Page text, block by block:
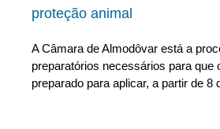
proteção animal
A Câmara de Almodôvar está a
preparatórios necessários para que
preparado para aplicar, a partir de 8